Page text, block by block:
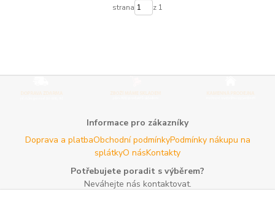
strana z 1
Informace pro zákazníky
Doprava a platbaObchodní podmínkyPodmínky nákupu na
splátkyO násKontakty
Potřebujete poradit s výběrem?
Neváhejte nás kontaktovat.